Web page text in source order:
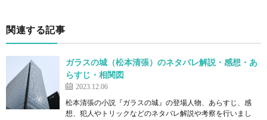
関連する記事
ガラスの城（松本清張）のネタバレ解説・感想・あ
らすじ・相関図
2023.12.06
松本清張の小説『ガラスの城』の登場人物、あらすじ、感
想、犯人やトリックなどのネタバレ解説や考察を行いまし